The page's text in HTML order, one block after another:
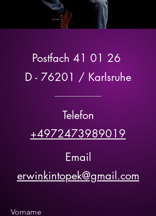
Postfach 41 01 26
D - 76201 / Karlsruhe
Telefon
+4972473989019
Email
erwinkintopek@gmail.com
Vorname